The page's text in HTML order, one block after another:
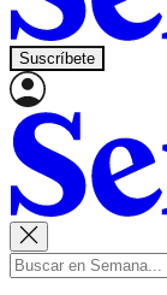
Suscríbete